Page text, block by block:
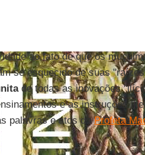
ao fato de que os
se esquecido de suas
de todas as inovações
e as instruções
palavras e atos doProfeta